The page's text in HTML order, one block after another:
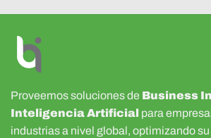
Proveemos soluciones de Business
Inteligencia Artificial para
industrias a nivel global, optimizando